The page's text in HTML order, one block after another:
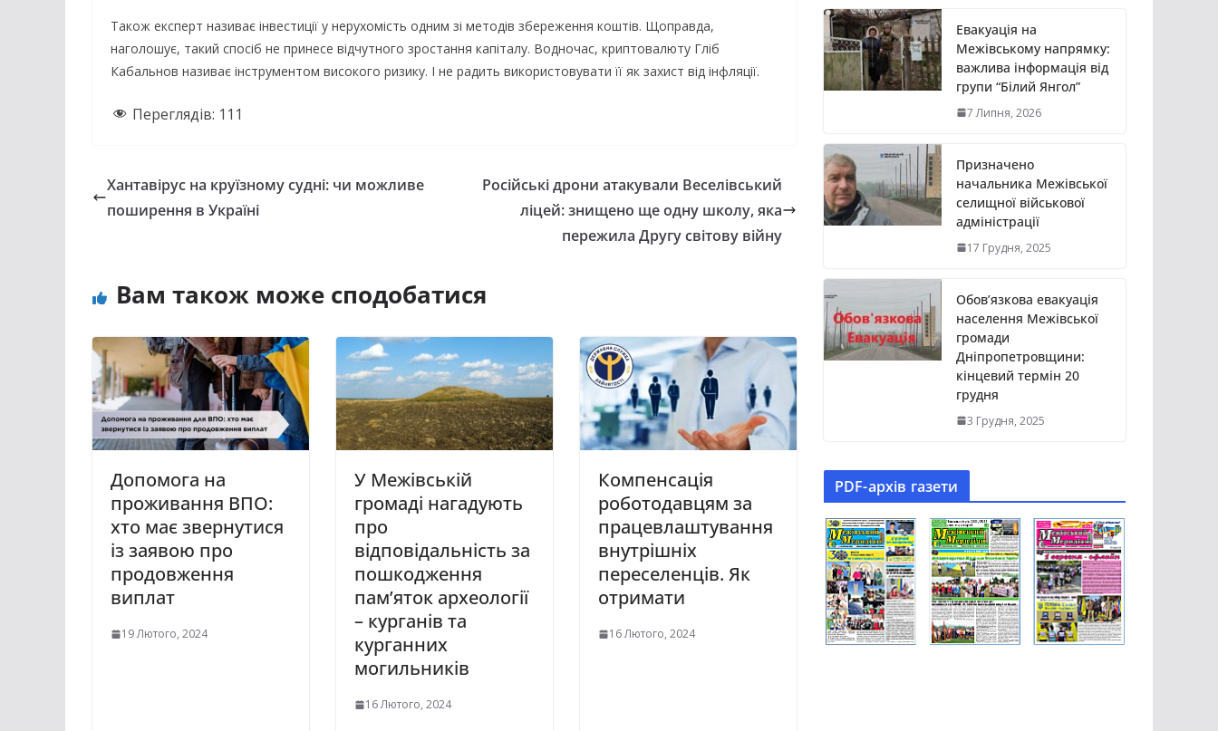
Також експерт називає інвестиції у нерухомість одним зі методів збереження коштів. Щоправда,
наголошує, такий спосіб не принесе відчутного зростання капіталу. Водночас, криптовалюту Гліб
Кабальнов називає інструментом високого ризику. І не радить використовувати її як захист від інфляції.
Переглядів: 111
Хантавірус на круїзному судні: чи можливе
поширення в Україні
Російські дрони атакували Веселівський
ліцей: знищено ще одну школу, яка
пережила Другу світову війну
Вам також може сподобатися
Допомога на
проживання ВПО:
хто має звернутися
із заявою про
продовження
виплат
19 Лютого, 2024
У Межівській
громаді нагадують
про
відповідальність за
пошкодження
пам’яток археології
– курганів та
курганних
могильників
16 Лютого, 2024
Компенсація
роботодавцям за
працевлаштування
внутрішніх
переселенців. Як
отримати
16 Лютого, 2024
Евакуація на
Межівському напрямку:
важлива інформація від
групи “Білий Янгол”
7 Липня, 2026
Призначено
начальника Межівської
селищної військової
адміністрації
17 Грудня, 2025
Обов’язкова евакуація
населення Межівської
громади
Дніпропетровщини:
кінцевий термін 20
грудня
3 Грудня, 2025
PDF-aрхів газети